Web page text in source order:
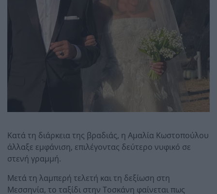
Κατά τη διάρκεια της βραδιάς, η Αμαλία Κωστοπούλου
άλλαξε εμφάνιση, επιλέγοντας δεύτερο νυφικό σε
στενή γραμμή.
Μετά τη λαμπερή τελετή και τη δεξίωση στη
Μεσσηνία, το ταξίδι στην Τοσκάνη φαίνεται πως